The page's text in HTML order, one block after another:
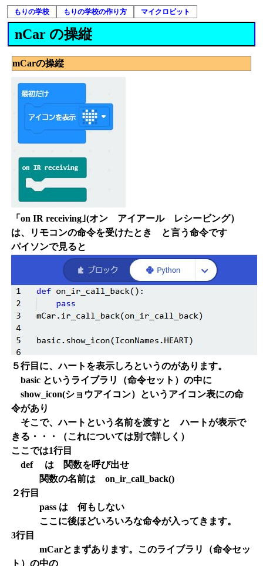
もりの学校 もりの学校の作り方 マイクロビット
nCar の操縦
mCarの操縦
「on IR receiving｣(オン アイアール レシービング）
は、リモコンの命令を受けたとき と言う命令です
パイソンで見ると
５行目に、ハートを表示しろというのがあります。
basic というライブラリ（命令セット）の中に
show_icon(ショウアイコン）というアイコン表にの命
令があり
そこで、ハートという名前を渡すと ハートが表示で
きる・・・（これについては別で詳しく）
ここでは1行目
def は 関数を呼び出せ
関数の名前は on_ir_call_back()
２行目
pass は 何もしない
ここに後ほどいろいろな命令が入ってきます。
3行目
mCarとまずあります。このライブラリ（命令セッ
ト）の中の